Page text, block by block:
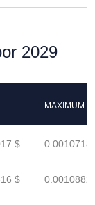
2029
MAXIMUM
$
$